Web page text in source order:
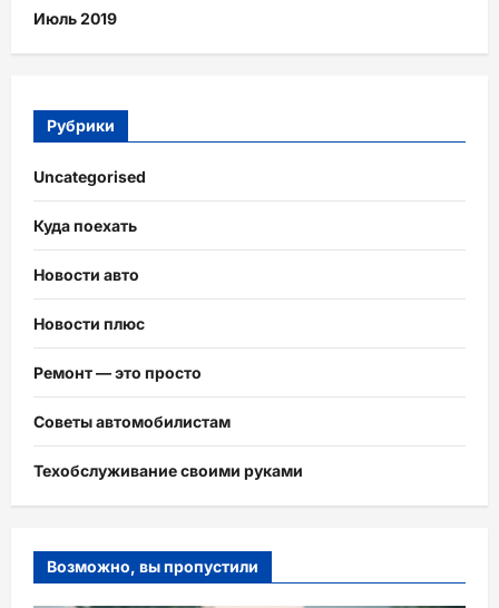
Июль 2019
Рубрики
Uncategorised
Куда поехать
Новости авто
Новости плюс
Ремонт — это просто
Советы автомобилистам
Техобслуживание своими руками
Возможно, вы пропустили